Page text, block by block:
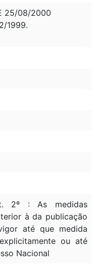
25/08/2000
1999.
2º : As medidas
à da publicação
até que medida
ou até
Nacional